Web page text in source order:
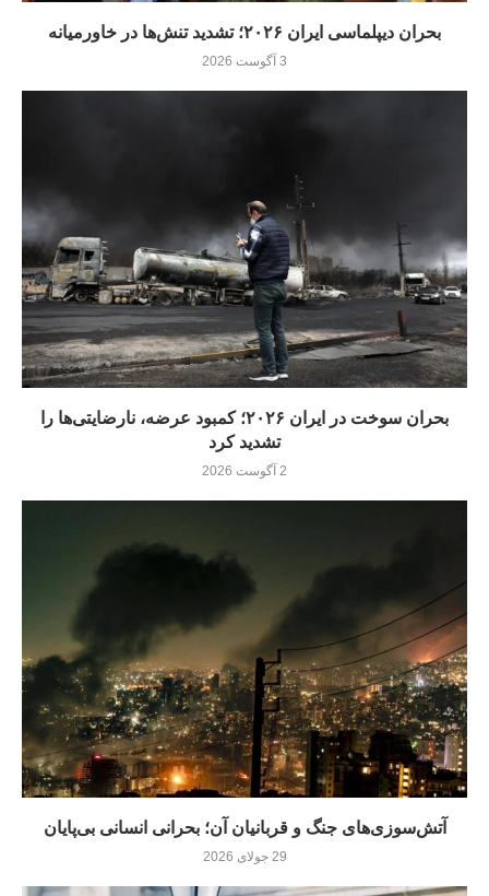
بحران دیپلماسی ایران ۲۰۲۶؛ تشدید تنش‌ها در خاورمیانه
3 آگوست 2026
بحران سوخت در ایران ۲۰۲۶؛ کمبود عرضه، نارضایتی‌ها را
تشدید کرد
2 آگوست 2026
آتش‌سوزی‌های جنگ و قربانیان آن؛ بحرانی انسانی بی‌پایان
29 جولای 2026